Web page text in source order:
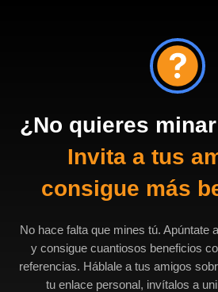
¿No quieres
Invita a tus
consigue más
No hace falta que mines tú. Apúntate
y consigue cuantiosos beneficios
referencias. Háblale a tus amigos
tu enlace personal, invítalos a